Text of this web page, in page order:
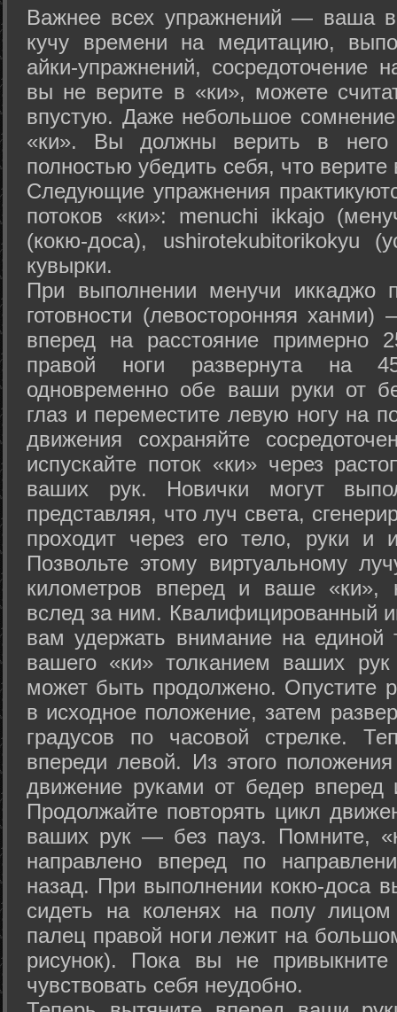
Важнее всех упражнений — ваша
кучу времени на медитацию,
айки-упражнений, сосредоточение
вы не верите в «ки», можете
впустую. Даже небольшое сомнение
«ки». Вы должны верить в
полностью убедить себя, что верите
Следующие упражнения
потоков «ки»: menuchi ikkajo
(кокю-доса), ushiro­tekubitori­kokyu
кувырки.
При выполнении менучи иккаджо
готовности (левосторонняя
вперед на расстояние примерно
правой ноги развернута на
одновременно обе ваши руки от
глаз и переместите левую ногу на
движения сохраняйте
испускайте поток «ки» через
ваших рук. Новички могут
представляя, что луч света,
проходит через его тело, руки и
Позвольте этому виртуальному
километров вперед и ваше «ки»,
вслед за ним. Квалифицированный
вам удержать внимание на единой
вашего «ки» толканием ваших
может быть продолжено. Опустите
в исходное положение, затем
градусов по часовой стрелке.
впереди левой. Из этого
движение руками от бедер вперед
Продолжайте повторять цикл
ваших рук — без пауз. Помните,
направлено вперед по
назад. При выполнении кокю-доса
сидеть на коленях на полу
палец правой ноги лежит на
рисунок). Пока вы не
чувствовать себя неудобно.